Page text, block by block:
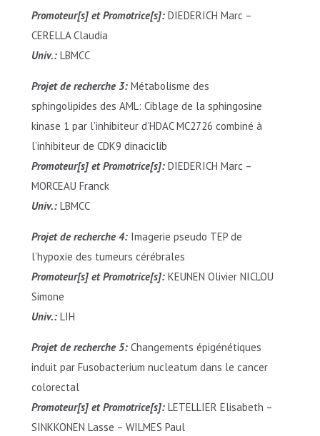
Promoteur[s] et Promotrice[s]: DIEDERICH Marc –
CERELLA Claudia
Univ.:LBMCC
Projet de recherche 3: Métabolisme des
sphingolipides des AML: Ciblage de la sphingosine
kinase 1 par l’inhibiteur d’HDAC MC2726 combiné à
l’inhibiteur de CDK9 dinaciclib
Promoteur[s] et Promotrice[s]: DIEDERICH Marc –
MORCEAU Franck
Univ.:LBMCC
Projet de recherche 4:Imagerie pseudo TEP de
l’hypoxie des tumeurs cérébrales
Promoteur[s] et Promotrice[s]: KEUNEN Olivier NICLOU
Simone
Univ.:LIH
Projet de recherche 5:Changements épigénétiques
induit par Fusobacterium nucleatum dans le cancer
colorectal
Promoteur[s] et Promotrice[s]: LETELLIER Elisabeth –
SINKKONEN Lasse – WILMES Paul